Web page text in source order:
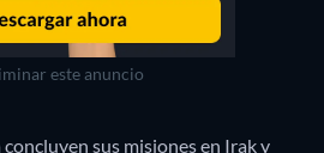
este anuncio
concluyen sus misiones en Irak y